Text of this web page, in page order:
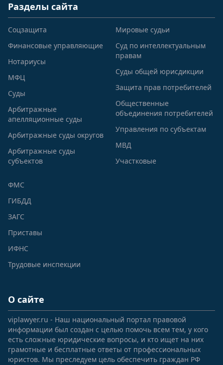
Разделы сайта
Соцзащита
Финансовые управляющие
Нотариусы
МФЦ
Суды
Арбитражные
апелляционные суды
Арбитражные суды округов
Арбитражные суды
субъектов
Мировые судьи
Суд по интеллектуальным
правам
Суды общей юрисдикции
Защита прав потребителей
Общественные
объединения потребителей
Управления по субъектам
МВД
Участковые
ФМС
ГИБДД
ЗАГС
Приставы
ИФНС
Трудовые инспекции
О сайте
viplawyer.ru - Наш национальный портал правовой
информации был создан с целью помочь всем тем, у кого
есть сложные юридические вопросы, и кто ищет на них
грамотные и бесплатные ответы от профессиональных
юристов. Мы преследуем цель обеспечить граждан РФ